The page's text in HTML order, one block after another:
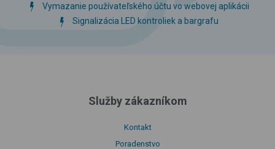
Vymazanie používateľského účtu vo webovej aplikácii
Signalizácia LED kontroliek a bargrafu
Služby zákazníkom
Kontakt
Poradenstvo